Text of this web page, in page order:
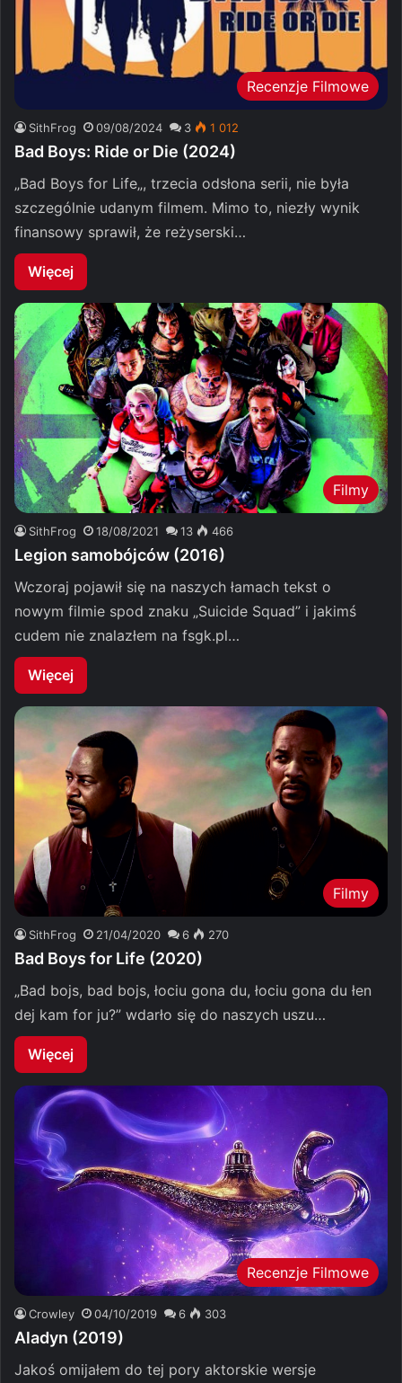
Recenzje Filmowe
SithFrog 09/08/2024 3 1 012
Bad Boys: Ride or Die (2024)
„Bad Boys for Life„, trzecia odsłona serii, nie była
szczególnie udanym filmem. Mimo to, niezły wynik
finansowy sprawił, że reżyserski…
Więcej
Filmy
SithFrog 18/08/2021 13 466
Legion samobójców (2016)
Wczoraj pojawił się na naszych łamach tekst o
nowym filmie spod znaku „Suicide Squad” i jakimś
cudem nie znalazłem na fsgk.pl…
Więcej
Filmy
SithFrog 21/04/2020 6 270
Bad Boys for Life (2020)
„Bad bojs, bad bojs, łociu gona du, łociu gona du łen
dej kam for ju?” wdarło się do naszych uszu…
Więcej
Recenzje Filmowe
Crowley 04/10/2019 6 303
Aladyn (2019)
Jakoś omijałem do tej pory aktorskie wersje